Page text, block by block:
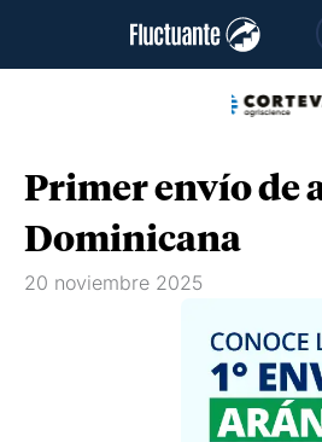
Primer envío de
Dominicana
20 noviembre 2025